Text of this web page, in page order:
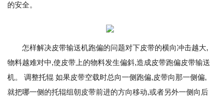
的安全。
怎样解决皮带输送机跑偏的问题对下皮带的横向冲击越大,
物料越难对中,使皮带上的物料发生偏斜,造成皮带跑偏皮带输送
机。 调整托辊 如果皮带空载时总向一侧跑偏,皮带向那一侧偏,
就把哪一侧的托辊组朝皮带前进的方向移动,或者另外一侧向后